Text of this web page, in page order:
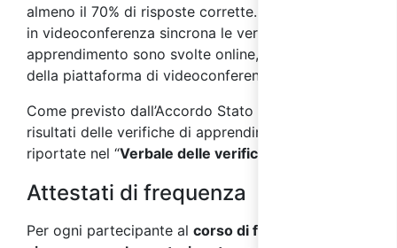
almeno il 70% di risposte corrette. Nei corsi svolti
in videoconferenza sincrona le verifiche di
apprendimento sono svolte online, per mezzo
della piattaforma di videoconferenza.
Come previsto dall’Accordo Stato Regioni 2025, i
risultati delle verifiche di apprendimento saranno
riportate nel “Verbale delle verifiche finali
Attestati di frequenza
Per ogni partecipante al corso di formazione sulla